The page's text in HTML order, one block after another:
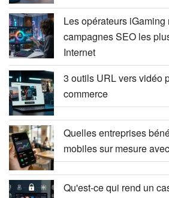
Les opérateurs iGaming
campagnes SEO les
Internet
3 outils URL vers vidéo
commerce
Quelles entreprises
mobiles sur mesure
Qu'est-ce qui rend un